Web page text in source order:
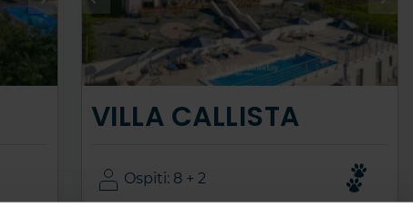
VILLA CALLISTA
Ospiti: 8 + 2